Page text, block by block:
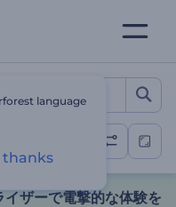
オ・ビジ
ザーで電撃的な体験を
language
thanks